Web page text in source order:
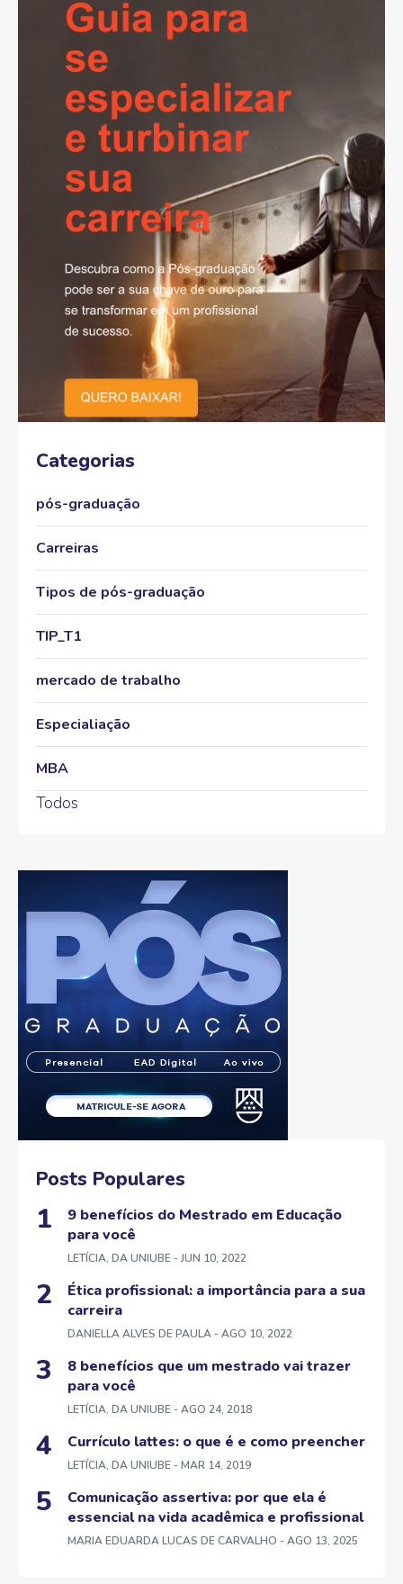
Categorias
pós-graduação
Carreiras
Tipos de pós-graduação
TIP_T1
mercado de trabalho
Especialiação
MBA
Todos
Posts Populares
9 benefícios do Mestrado em Educação
para você
LETÍCIA, DA UNIUBE - JUN 10, 2022
Ética profissional: a importância para a sua
carreira
DANIELLA ALVES DE PAULA - AGO 10, 2022
8 benefícios que um mestrado vai trazer
para você
LETÍCIA, DA UNIUBE - AGO 24, 2018
Currículo lattes: o que é e como preencher
LETÍCIA, DA UNIUBE - MAR 14, 2019
Comunicação assertiva: por que ela é
essencial na vida acadêmica e profissional
MARIA EDUARDA LUCAS DE CARVALHO - AGO 13, 2025